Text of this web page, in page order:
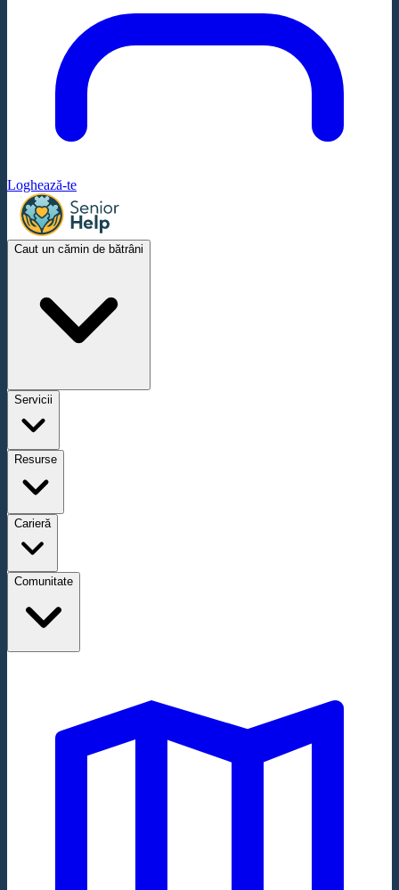
Loghează-te
Caut un cămin de bătrâni
Servicii
Resurse
Carieră
Comunitate